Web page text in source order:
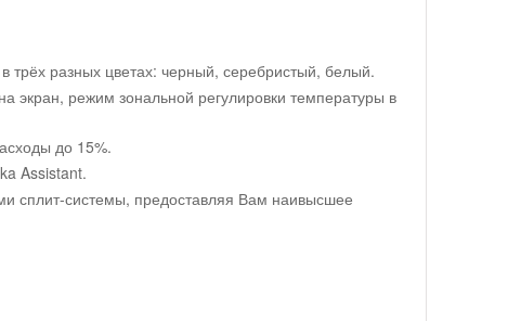
разных цветах: черный, серебристый, белый.
экран, режим зональной регулировки температуры в
до 15%.
Assistant.
сплит-системы, предоставляя Вам наивысшее